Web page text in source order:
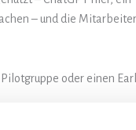
– und die
oder einen